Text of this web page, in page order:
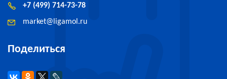
Поделиться
+7 (499) 714-73-78
market@ ligamol.ru